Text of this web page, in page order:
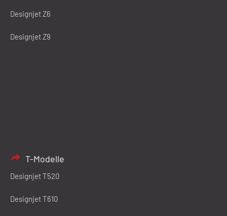
Designjet Z6
Designjet Z9
T-Modelle
Designjet T520
Designjet T610